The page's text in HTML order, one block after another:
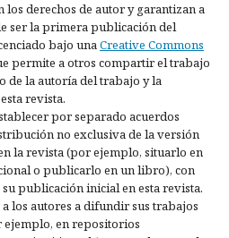
los derechos de autor y garantizan a
ser la primera publicación del
bajo unaCreative Commons
permite a otros compartir el trabajo
de la autoría del trabajo y la
revista.
por separado acuerdos
no exclusiva de la versión
la revista (por ejemplo, situarlo en
o publicarlo en un libro), con
publicación inicial en esta revista.
los autores a difundir sus trabajos
ejemplo, en repositorios